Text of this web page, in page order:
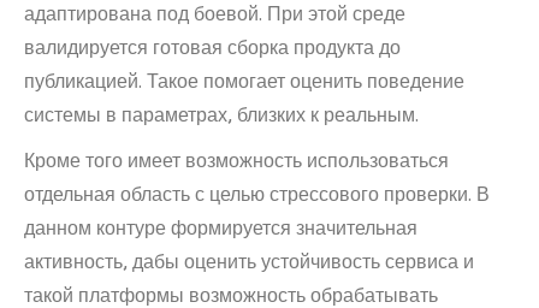
адаптирована под боевой. При этой среде
валидируется готовая сборка продукта до
публикацией. Такое помогает оценить поведение
системы в параметрах, близких к реальным.
Кроме того имеет возможность использоваться
отдельная область с целью стрессового проверки. В
данном контуре формируется значительная
активность, дабы оценить устойчивость сервиса и
такой платформы возможность обрабатывать